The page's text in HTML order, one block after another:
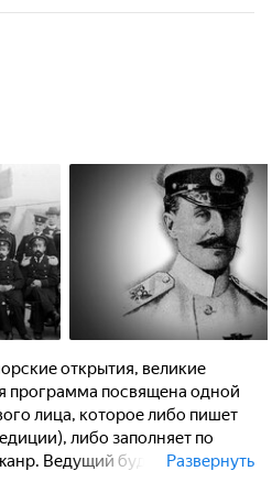
посвящена одной теме.
Роберту Вирену. Он был
флота, участником
Артура, военным
открытия, великие
программа посвящена одной
лица, которое либо пишет
либо заполняет по
Ведущий будто быРазвернуть